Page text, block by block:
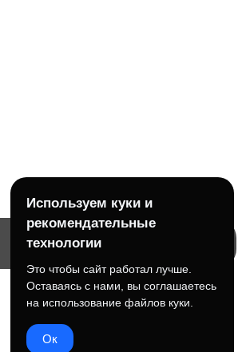
Используем куки и
рекомендательные
технологии
Это чтобы сайт работал лучше.
Оставаясь с нами, вы соглашаетесь
на использование файлов куки.
Ок